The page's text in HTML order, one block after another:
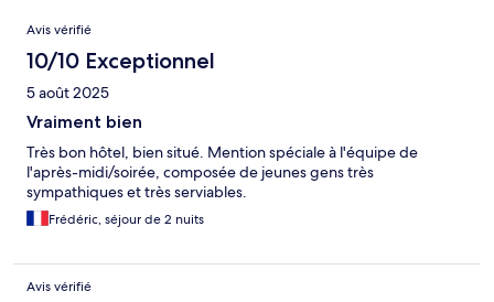
Avis
Avis vérifié
10/10 Exceptionnel
5 août 2025
Vraiment bien
Très bon hôtel, bien situé. Mention spéciale à l'équipe de
l'après-midi/soirée, composée de jeunes gens très
sympathiques et très serviables.
Frédéric, séjour de 2 nuits
Avis vérifié